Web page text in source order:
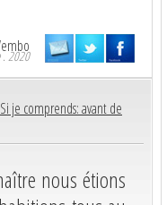
. 2020
Si je comprends: avant de
nous étions